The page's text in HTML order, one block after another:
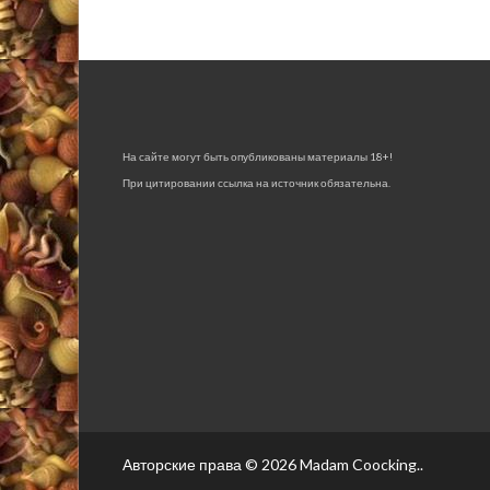
На сайте могут быть опубликованы материалы 18+!
При цитировании ссылка на источник обязательна.
Авторские права © 2026Madam Coocking..